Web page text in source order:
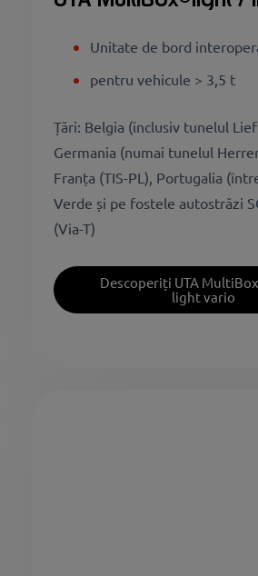
Unitate de bord
pentru vehicule > 3,5 t
Țări: Belgia (inclusiv tunelul
Germania (numai tunelul
Franța (TIS-PL), Portugalia
Verde și pe fostele autostrăzi
(Via-T)
Descoperiți UTA
light vario